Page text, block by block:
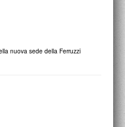
nuova sede della Ferruzzi